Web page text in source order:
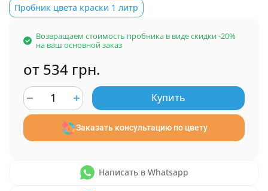
Пробник цвета краски 1 литр
Возвращаем стоимость пробника в виде скидки -20%
на ваш основной заказ
от 534 грн.
Купить
Заказать консультацию по цвету
Написать в Whatsapp